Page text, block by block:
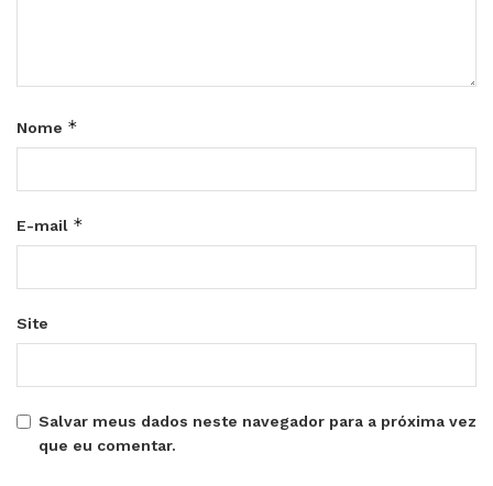
Nome *
E-mail *
Site
Salvar meus dados neste navegador para a próxima vez
que eu comentar.